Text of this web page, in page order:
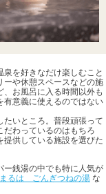
を好きなだけ楽しむこと
ーや休憩スペースなどの施
お風呂に入る時間以外も
有意義に使えるのではない
たいところ。普段頑張って
だわっているのはもちろ
提供している施設を選びた
ー銭湯の中でも特に人気が
まるは ごんぎつねの湯 な